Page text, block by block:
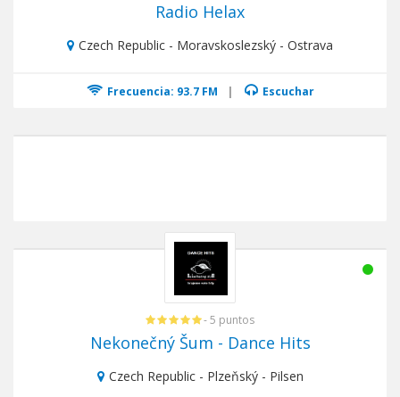
Radio Helax
Czech Republic - Moravskoslezský - Ostrava
Frecuencia: 93.7 FM | Escuchar
- 5 puntos
Nekonečný Šum - Dance Hits
Czech Republic - Plzeňský - Pilsen